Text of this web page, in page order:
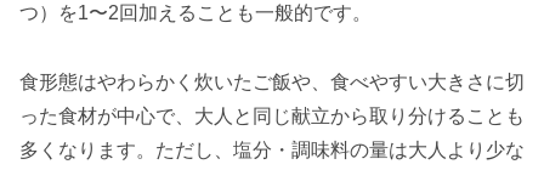
つ）を1〜2回加えることも一般的です。
食形態はやわらかく炊いたご飯や、食べやすい大きさに切
った食材が中心で、大人と同じ献立から取り分けることも
多くなります。ただし、塩分・調味料の量は大人より少な